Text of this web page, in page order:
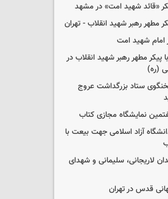
«قائد شهید امت» در مشهد
مطهر رهبر شهید انقلاب - تهران
امام شهید امت
پیکر مطهر رهبر شهید انقلاب در
(ره)
ستاد بزرگداشت عروج
نمایشگاه مجازی کتاب
آزاد اسلامی جهت بیعت با
لاریجانی، سلیمانی و شهدای
قدس در تهران